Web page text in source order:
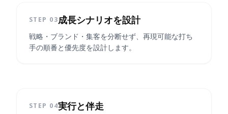
STEP 03成長シナリオを設計
戦略・ブランド・集客を分断せず、再現可能な打ち
手の順番と優先度を設計します。
STEP 04実行と伴走